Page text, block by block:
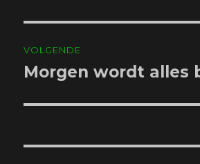
VOLGENDE
Volgend
Morgen wordt alles